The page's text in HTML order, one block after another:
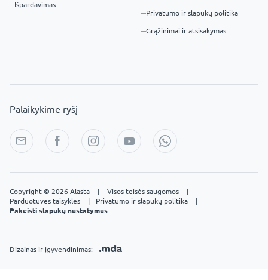
Išpardavimas
Privatumo ir slapukų politika
Grąžinimai ir atsisakymas
Palaikykime ryšį
Copyright © 2026 Alasta Visos teisės saugomos
Parduotuvės taisyklės
Privatumo ir slapukų politika
Pakeisti slapukų nustatymus
Dizainas ir įgyvendinimas: